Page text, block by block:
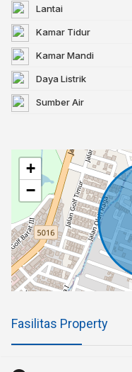
Lantai
Kamar Tidur
Kamar Mandi
Daya Listrik
Sumber Air
+
−
Fasilitas Property